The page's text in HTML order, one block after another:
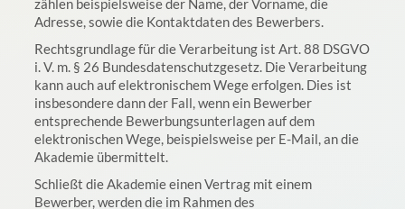
zählen beispielsweise der Name, der Vorname, die
Adresse, sowie die Kontaktdaten des Bewerbers.
Rechtsgrundlage für die Verarbeitung ist Art. 88 DSGVO
i. V. m. § 26 Bundesdatenschutzgesetz. Die Verarbeitung
kann auch auf elektronischem Wege erfolgen. Dies ist
insbesondere dann der Fall, wenn ein Bewerber
entsprechende Bewerbungsunterlagen auf dem
elektronischen Wege, beispielsweise per E-Mail, an die
Akademie übermittelt.
Schließt die Akademie einen Vertrag mit einem
Bewerber, werden die im Rahmen des